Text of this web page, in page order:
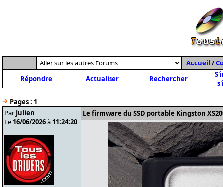
Accueil /
Répondre
Actualiser Rechercher
Pages : 1
Par Julien
Le 16/06/2026à 11:24:20
Le firmware du SSD portable Kingston